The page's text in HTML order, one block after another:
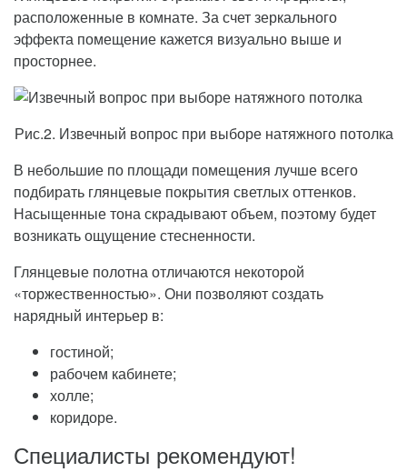
расположенные в комнате. За счет зеркального
эффекта помещение кажется визуально выше и
просторнее.
Рис.2. Извечный вопрос при выборе натяжного потолка
В небольшие по площади помещения лучше всего
подбирать глянцевые покрытия светлых оттенков.
Насыщенные тона скрадывают объем, поэтому будет
возникать ощущение стесненности.
Глянцевые полотна отличаются некоторой
«торжественностью». Они позволяют создать
нарядный интерьер в:
гостиной;
рабочем кабинете;
холле;
коридоре.
Специалисты рекомендуют!